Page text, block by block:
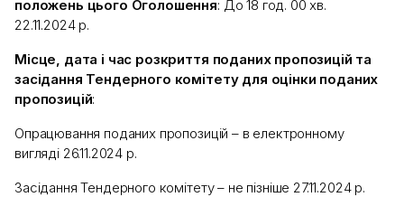
положень цього Оголошення: До 18 год. 00 хв.
22.11.2024 р.
Місце, дата і час розкриття поданих пропозицій та
засідання Тендерного комітету для оцінки поданих
пропозицій:
Опрацювання поданих пропозицій – в електронному
вигляді 26.11.2024 р.
Засідання Тендерного комітету – не пізніше 27.11.2024 р.